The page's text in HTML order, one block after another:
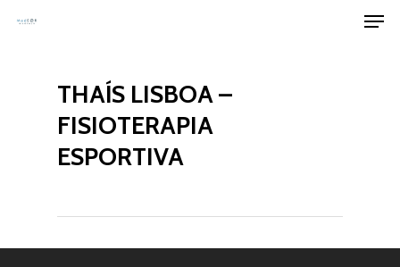
Skip
contentTHAÍS LISBOA –
FISIOTERAPIA
ESPORTIVA